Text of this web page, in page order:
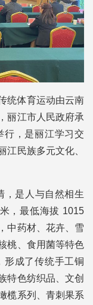
统体育运动由云南
丽江市人民政府承
行，是丽江学习交
江民族多元文化、
，是人与自然相生
，最低海拔 1015
中药材、花卉、雪
桃、食用菌等特色
形成了传统手工铜
特色纺织品、文创
榄系列、青刺果系